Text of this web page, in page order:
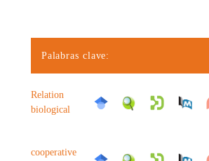
Palabras clave:
Relation
biological
cooperative